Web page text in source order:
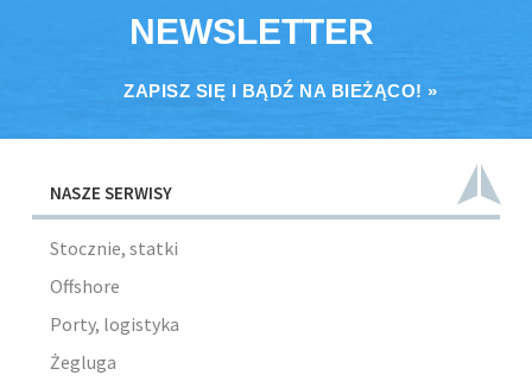
NEWSLETTER
ZAPISZ SIĘ I BĄDŹ NA BIEŻĄCO! »
NASZE SERWISY
Stocznie, statki
Offshore
Porty, logistyka
Żegluga